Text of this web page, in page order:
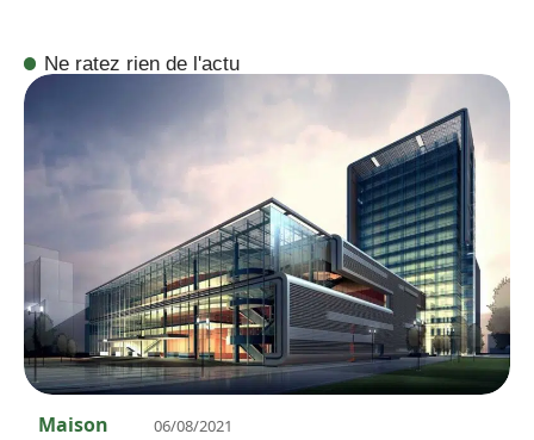
Ne ratez rien de l'actu
Maison 06/08/2021